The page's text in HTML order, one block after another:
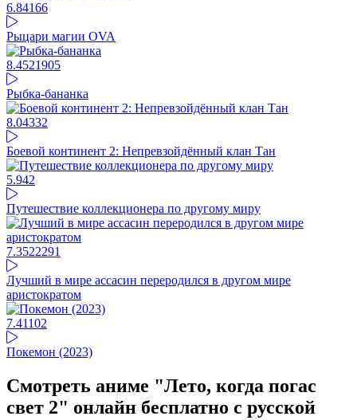
6.84166
Рыцари магии OVA
8.4521905
Рыбка-бананка
8.04332
Боевой континент 2: Непревзойдённый клан Тан
5.942
Путешествие коллекционера по другому миру
7.3522291
Лучший в мире ассасин переродился в другом мире
аристократом
7.41102
Покемон (2023)
Смотреть аниме "Лето, когда погас
свет 2" онлайн бесплатно с русской